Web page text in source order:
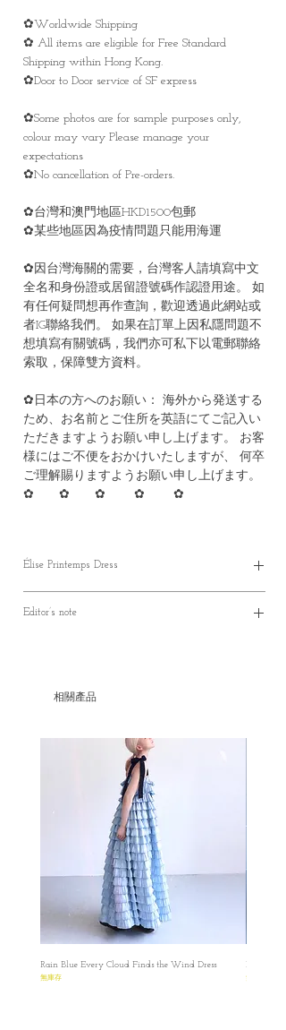
✿Worldwide Shipping
✿ All items are eligible for Free Standard
Shipping within Hong Kong.
✿Door to Door service of SF express
✿Some photos are for sample purposes only,
colour may vary Please manage your
expectations
✿No cancellation of Pre-orders.
✿台灣和澳門地區HKD1500包郵
✿某些地區因為疫情問題只能用海運
✿因台灣海關的需要，台灣客人請填寫中文
全名和身份證或居留證號碼作認證用途。 如
有任何疑問想再作查詢，歡迎透過此網站或
者IG聯絡我們。 如果在訂單上因私隱問題不
想填寫有關號碼，我們亦可私下以電郵聯絡
索取，保障雙方資料。
✿日本の方へのお願い： 海外から発送する
ため、お名前とご住所を英語にてご記入い
ただきますようお願い申し上げます。 お客
様にはご不便をおかけいたしますが、 何卒
ご理解賜りますようお願い申し上げます。
✿ ✿ ✿ ✿ ✿
Élise Printemps Dress
（製作期約30至40個工作天）
order.Please read the size carefully because every
請慎重考慮尺寸，而且每一件都是逐一製
造，所以尺寸會又少許誤差
✿✿✿ Please make sure that you have read and
understood the Terms before placing the order.
✿Please read the size carefully
✿ Atelier De C Ć Handmade Collection
✿ ✿ ✿ ✿ ✿ ✿ ✿ ✿
Waist: 68cm
Length:115 cm
Editor’s note
同時也有層次感，而且也不容易走位！
同顏色和布料，質料比較薄！如果喜歡這個
款式但想要薄一點布料的話就選擇這款Élise
Printemps Dress，裙擺比較飄逸
✿超適合夏天去郊遊的款式
相關產品
Rain Blue Every Cloud Finds the Wind Dress
無庫存
Ivory
無庫存